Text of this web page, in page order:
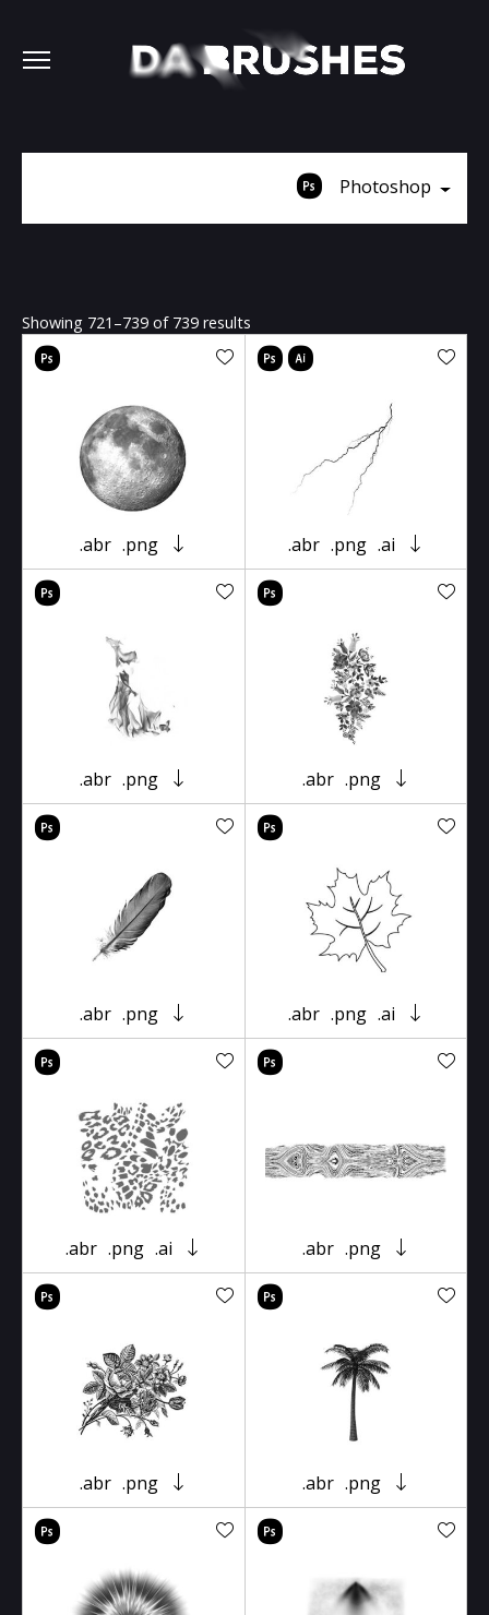
Photoshop
Showing 721–739 of 739 results
.abr .png .abr .png .ai
.abr .png .abr .png
.abr .png .abr .png .ai
.abr .png .ai .abr .png
.abr .png .abr .png